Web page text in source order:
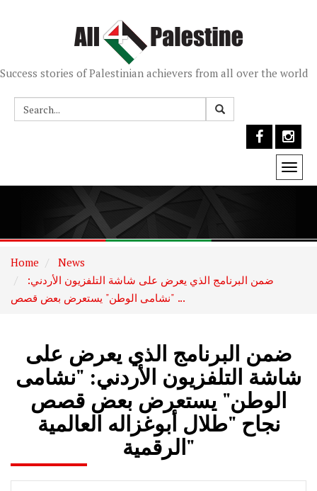
Success stories of Palestinian achievers from all over the world
Home
News
"نشامى الوطن" يستعرض بعض قصص ...
ضمن البرنامج الذي يعرض على
شاشة التلفزيون الأردني: "نشامى
الوطن" يستعرض بعض قصص
نجاح "طلال أبوغزاله العالمية
الرقمية"